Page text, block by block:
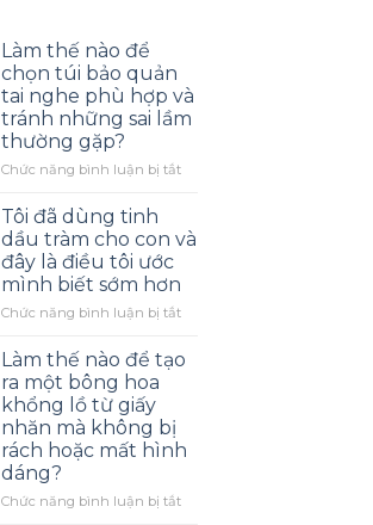
Làm thế nào để
chọn túi bảo quản
tai nghe phù hợp và
tránh những sai lầm
thường gặp?
Chức năng bình luận bị tắtở
nào
để
túi
bảo
nghe
tránh
Tôi đã dùng tinh
dầu tràm cho con và
đây là điều tôi ước
mình biết sớm hơn
Chức năng bình luận bị tắtở
đã
dùng
cho
Làm thế nào để tạo
ra một bông hoa
khổng lồ từ giấy
nhăn mà không bị
rách hoặc mất hình
dáng?
Chức năng bình luận bị tắtở